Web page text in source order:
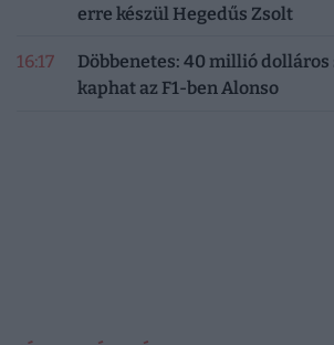
erre készül Hegedűs Zsolt
16:17
Döbbenetes: 40 millió dolláros
kaphat az F1-ben Alonso